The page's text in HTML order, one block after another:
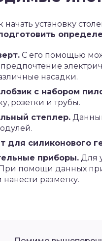
начать установку
С его помощью
предпочтение
насадки.
с набором
розетки и трубы.
степлер.
для силиконового
приборы. Для
При помощи данных
разметку.